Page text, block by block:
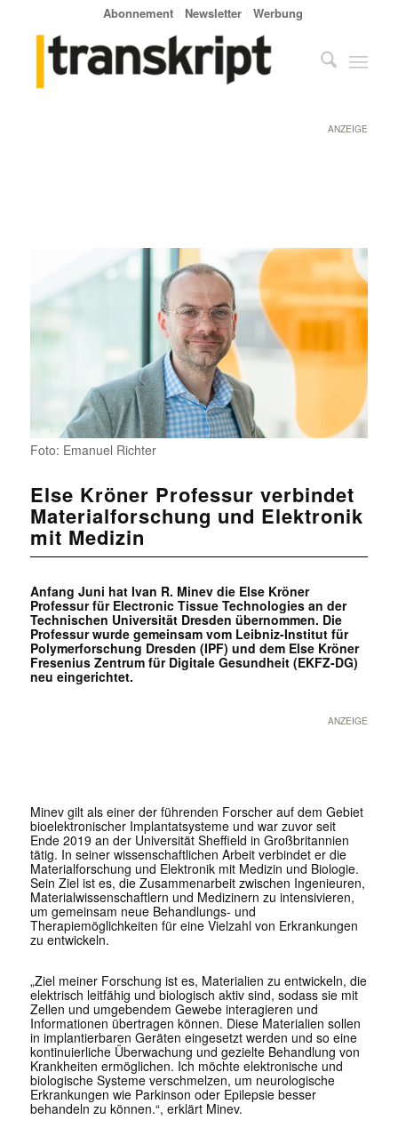
Abonnement Newsletter Werbung
ANZEIGE
Foto: Emanuel Richter
Else Kröner Professur verbindet
Materialforschung und Elektronik
mit Medizin
Anfang Juni hat Ivan R. Minev die Else Kröner
Professur für Electronic Tissue Technologies an der
Technischen Universität Dresden übernommen. Die
Professur wurde gemeinsam vom Leibniz-Institut für
Polymerforschung Dresden (IPF) und dem Else Kröner
Fresenius Zentrum für Digitale Gesundheit (EKFZ-DG)
neu eingerichtet.
ANZEIGE
Minev gilt als einer der führenden Forscher auf dem Gebiet
bioelektronischer Implantatsysteme und war zuvor seit
Ende 2019 an der Universität Sheffield in Großbritannien
tätig. In seiner wissenschaftlichen Arbeit verbindet er die
Materialforschung und Elektronik mit Medizin und Biologie.
Sein Ziel ist es, die Zusammenarbeit zwischen Ingenieuren,
Materialwissenschaftlern und Medizinern zu intensivieren,
um gemeinsam neue Behandlungs- und
Therapiemöglichkeiten für eine Vielzahl von Erkrankungen
zu entwickeln.
„Ziel meiner Forschung ist es, Materialien zu entwickeln, die
elektrisch leitfähig und biologisch aktiv sind, sodass sie mit
Zellen und umgebendem Gewebe interagieren und
Informationen übertragen können. Diese Materialien sollen
in implantierbaren Geräten eingesetzt werden und so eine
kontinuierliche Überwachung und gezielte Behandlung von
Krankheiten ermöglichen. Ich möchte elektronische und
biologische Systeme verschmelzen, um neurologische
Erkrankungen wie Parkinson oder Epilepsie besser
behandeln zu können.“, erklärt Minev.